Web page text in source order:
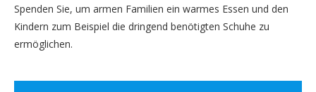
Spenden Sie, um armen Familien ein warmes Essen und den
Kindern zum Beispiel die dringend benötigten Schuhe zu
ermöglichen.